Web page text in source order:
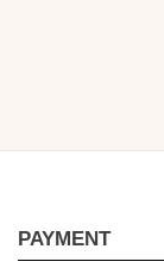
PAYMENT